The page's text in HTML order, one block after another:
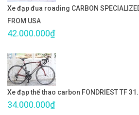
Xe đạp đua roading CARBON
FROM USA
42.000.000₫
Xe đạp thể thao carbon FONDRIEST TF
34.000.000₫